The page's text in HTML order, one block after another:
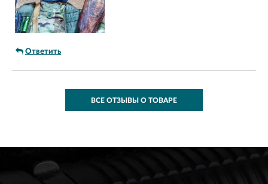
Ответить
ВСЕ ОТЗЫВЫ О ТОВАРЕ